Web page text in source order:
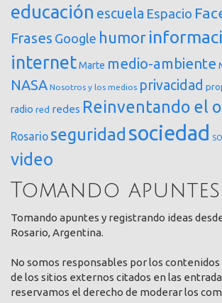
educación escuela Espacio
Frases Google humor
internetMarte medio-ambiente
NASA Nosotros y los medios privacidad
radio red redes Reinventando el
Rosario seguridad sociedad
video
Tomando apuntes
Tomando apuntes y registrando ideas
Rosario, Argentina.
No somos responsables por los
de los sitios externos citados en las
reservamos el derecho de moderar los